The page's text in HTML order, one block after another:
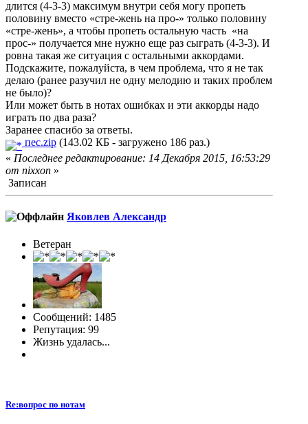
длится (4-3-3) максимум внутри себя могу пропеть
половину вместо «стре-жень на про-» только половину
«стре-жень», а чтобы пропеть остальную часть «на
прос-» получается мне нужно еще раз сыграть (4-3-3). И
ровна такая же ситуация с остальными аккордами.
Подскажите, пожалуйста, в чем проблема, что я не так
делаю (ранее разучил не одну мелодию и таких проблем
не было)?
Или может быть в нотах ошибках и эти аккорды надо
играть по два раза?
Заранее спасибо за ответы.
пес.zip (143.02 КБ - загружено 186 раз.)
« Последнее редактирование: 14 Декабря 2015, 16:53:29
от nixxon »
Записан
Яковлев Александр
Ветеран
Сообщений: 1485
Репутация: 99
Жизнь удалась...
Re:вопрос по нотам